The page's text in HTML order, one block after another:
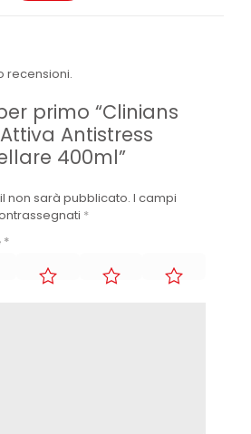
recensioni.
primo “Clinians
Antistress
400ml”
non sarà pubblicato. I campi
*
*